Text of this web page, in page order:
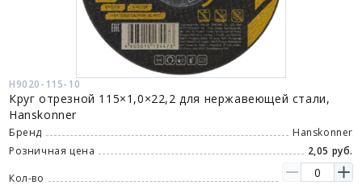
H9020-115-10
Круг отрезной 115×1,0×22,2 для нержавеющей стали,
Hanskonner
Бренд
Hanskonner
Розничная цена
2,05 руб.
Кол-во